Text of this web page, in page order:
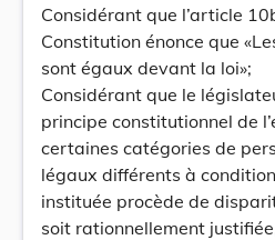
Considérant que l’article
Constitution énonce que
sont égaux devant la loi»;
Considérant que le
principe constitutionnel de
certaines catégories de
légaux différents à
instituée procède de
soit rationnellement